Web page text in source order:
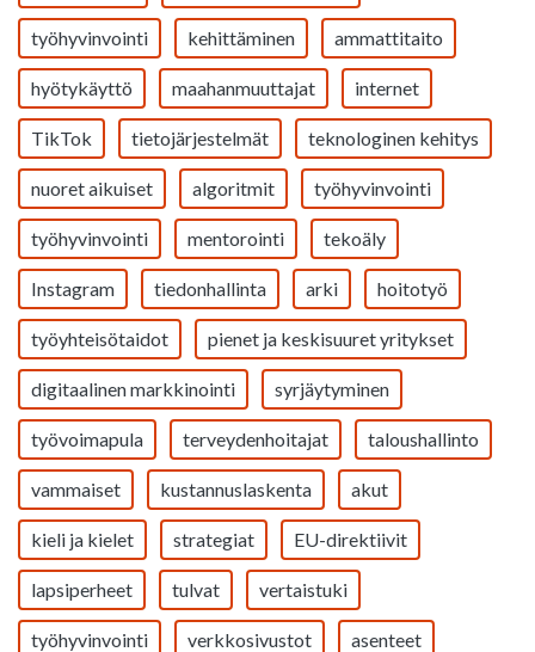
työhyvinvointi kehittäminen ammattitaito
hyötykäyttö maahanmuuttajat internet
TikTok tietojärjestelmät teknologinen kehitys
nuoret aikuiset algoritmit työhyvinvointi
työhyvinvointi mentorointi tekoäly
Instagram tiedonhallinta arki hoitotyö
työyhteisötaidot pienet ja keskisuuret yritykset
digitaalinen markkinointi syrjäytyminen
työvoimapula terveydenhoitajat taloushallinto
vammaiset kustannuslaskenta akut
kieli ja kielet strategiat EU-direktiivit
lapsiperheet tulvat vertaistuki
työhyvinvointi verkkosivustot asenteet